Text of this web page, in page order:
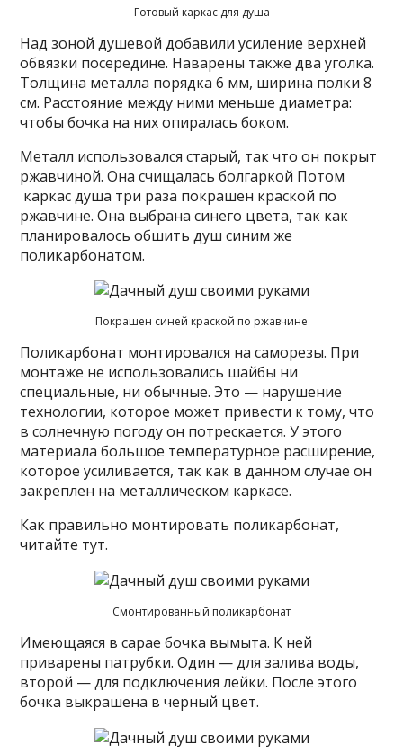
Готовый каркас для душа
Над зоной душевой добавили усиление верхней
обвязки посередине. Наварены также два уголка.
Толщина металла порядка 6 мм, ширина полки 8
см. Расстояние между ними меньше диаметра:
чтобы бочка на них опиралась боком.
Металл использовался старый, так что он покрыт
ржавчиной. Она счищалась болгаркой Потом
каркас душа три раза покрашен краской по
ржавчине. Она выбрана синего цвета, так как
планировалось обшить душ синим же
поликарбонатом.
Покрашен синей краской по ржавчине
Поликарбонат монтировался на саморезы. При
монтаже не использовались шайбы ни
специальные, ни обычные. Это — нарушение
технологии, которое может привести к тому, что
в солнечную погоду он потрескается. У этого
материала большое температурное расширение,
которое усиливается, так как в данном случае он
закреплен на металлическом каркасе.
Как правильно монтировать поликарбонат,
читайте тут.
Смонтированный поликарбонат
Имеющаяся в сарае бочка вымыта. К ней
приварены патрубки. Один — для залива воды,
второй — для подключения лейки. После этого
бочка выкрашена в черный цвет.